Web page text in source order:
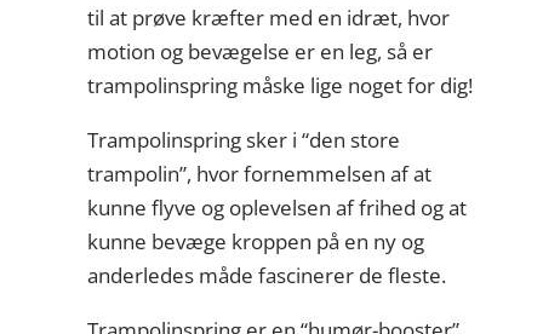
til at prøve kræfter med en idræt, hvor
motion og bevægelse er en leg, så er
trampolinspring måske lige noget for dig!
Trampolinspring sker i “den store
trampolin”, hvor fornemmelsen af at
kunne flyve og oplevelsen af frihed og at
kunne bevæge kroppen på en ny og
anderledes måde fascinerer de fleste.